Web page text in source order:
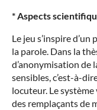
* Aspects
Le jeu s’inspire
la parole. Dans la
d’anonymisation de
sensibles, c’est-à-
locuteur. Le
des remplaçants de